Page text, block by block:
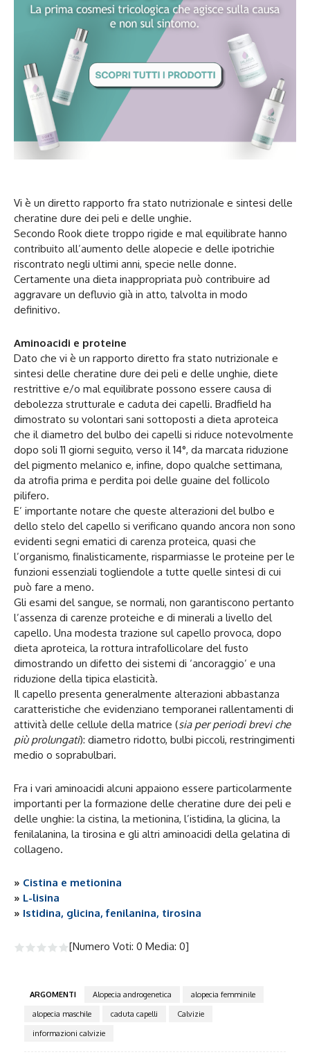
Vi è un diretto rapporto fra stato nutrizionale e sintesi delle
cheratine dure dei peli e delle unghie.
Secondo Rook diete troppo rigide e mal equilibrate hanno
contribuito all’aumento delle alopecie e delle ipotrichie
riscontrato negli ultimi anni, specie nelle donne.
Certamente una dieta inappropriata può contribuire ad
aggravare un defluvio già in atto, talvolta in modo
definitivo.
Aminoacidi e proteine
Dato che vi è un rapporto diretto fra stato nutrizionale e
sintesi delle cheratine dure dei peli e delle unghie, diete
restrittive e/o mal equilibrate possono essere causa di
debolezza strutturale e caduta dei capelli. Bradfield ha
dimostrato su volontari sani sottoposti a dieta aproteica
che il diametro del bulbo dei capelli si riduce notevolmente
dopo soli 11 giorni seguito, verso il 14°, da marcata riduzione
del pigmento melanico e, infine, dopo qualche settimana,
da atrofia prima e perdita poi delle guaine del follicolo
pilifero.
E’ importante notare che queste alterazioni del bulbo e
dello stelo del capello si verificano quando ancora non sono
evidenti segni ematici di carenza proteica, quasi che
l’organismo, finalisticamente, risparmiasse le proteine per le
funzioni essenziali togliendole a tutte quelle sintesi di cui
può fare a meno.
Gli esami del sangue, se normali, non garantiscono pertanto
l’assenza di carenze proteiche e di minerali a livello del
capello. Una modesta trazione sul capello provoca, dopo
dieta aproteica, la rottura intrafollicolare del fusto
dimostrando un difetto dei sistemi di ‘ancoraggio’ e una
riduzione della tipica elasticità.
Il capello presenta generalmente alterazioni abbastanza
caratteristiche che evidenziano temporanei rallentamenti di
attività delle cellule della matrice (sia per periodi brevi che
più prolungati): diametro ridotto, bulbi piccoli, restringimenti
medio o soprabulbari.
Fra i vari aminoacidi alcuni appaiono essere particolarmente
importanti per la formazione delle cheratine dure dei peli e
delle unghie: la cistina, la metionina, l’istidina, la glicina, la
fenilalanina, la tirosina e gli altri aminoacidi della gelatina di
collageno.
» Cistina e metionina
» L-lisina
» Istidina, glicina, fenilanina, tirosina
[Numero Voti: 0 Media: 0]
ARGOMENTI Alopecia androgenetica
alopecia femminile
alopecia maschile
caduta capelli
Calvizie
informazioni calvizie